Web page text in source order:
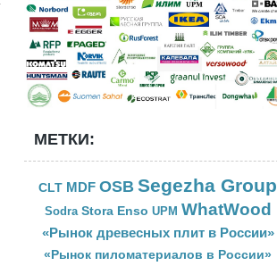
МЕТКИ:
CLT MDF OSB Segezha Group
Sodra Stora Enso UPM WhatWood
«Рынок древесных плит в России»
«Рынок пиломатериалов в России»